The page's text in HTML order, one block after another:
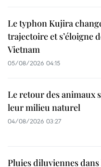
Le typhon Kujira
trajectoire et s’éloigne
Vietnam
05/08/2026 04:15
Le retour des animaux
leur milieu naturel
04/08/2026 03:27
Pluies diluviennes